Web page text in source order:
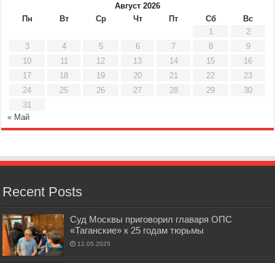
Август 2026
Пн
Вт Ср Чт Пт Сб
Вс
1
2
3
4 5 6 7 8
9
10
11 12 13 14 15
16
17
18 19 20 21 22
23
24
25 26 27 28 29
30
31
« Май
Recent Posts
Суд Москвы приговорил главаря ОПС
«Таганские» к 25 годам тюрьмы
12.05.2025